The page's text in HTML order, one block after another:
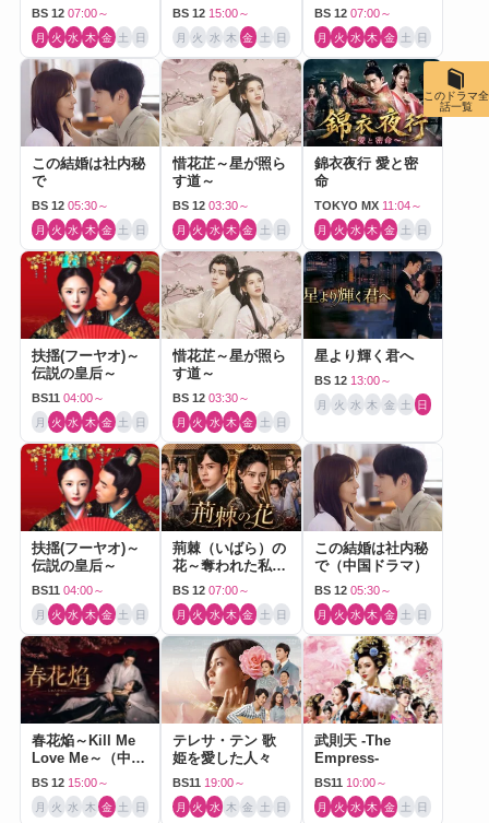
Love～
BS 12 07:00～
月 火 水 木 金 土 日
BS 12 15:00～
月 火 水 木 金 土 日
BS 12 07:00～
月 火 水 木 金 土 日
この結婚は社内秘
で
BS 12 05:30～
月 火 水 木 金 土 日
惜花芷～星が照ら
す道～
BS 12 03:30～
月 火 水 木 金 土 日
錦衣夜行 愛と密
命
TOKYO MX 11:04～
月 火 水 木 金 土 日
扶揺(フーヤオ)～
伝説の皇后～
BS11 04:00～
月 火 水 木 金 土 日
惜花芷～星が照ら
す道～
BS 12 03:30～
月 火 水 木 金 土 日
星より輝く君へ
BS 12 13:00～
月 火 水 木 金 土 日
扶揺(フーヤオ)～
伝説の皇后～
BS11 04:00～
月 火 水 木 金 土 日
荊棘（いばら）の
花～奪われた私～
（中国ドラマ）
BS 12 07:00～
月 火 水 木 金 土 日
この結婚は社内秘
で（中国ドラマ）
BS 12 05:30～
月 火 水 木 金 土 日
春花焔～Kill Me
Love Me～（中国
ドラマ）
BS 12 15:00～
月 火 水 木 金 土 日
テレサ・テン 歌
姫を愛した人々
BS11 19:00～
月 火 水 木 金 土 日
武則天 -The
Empress-
BS11 10:00～
月 火 水 木 金 土 日
このドラマ全
話一覧